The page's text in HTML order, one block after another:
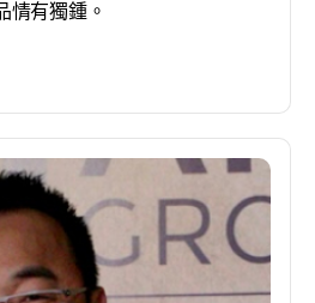
情有獨鍾。